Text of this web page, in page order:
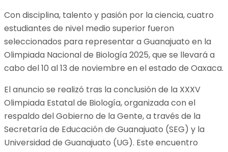
Con disciplina, talento y pasión por la ciencia, cuatro
estudiantes de nivel medio superior fueron
seleccionados para representar a Guanajuato en la
Olimpiada Nacional de Biología 2025, que se llevará a
cabo del 10 al 13 de noviembre en el estado de Oaxaca.
El anuncio se realizó tras la conclusión de la XXXV
Olimpiada Estatal de Biología, organizada con el
respaldo del Gobierno de la Gente, a través de la
Secretaría de Educación de Guanajuato (SEG) y la
Universidad de Guanajuato (UG). Este encuentro